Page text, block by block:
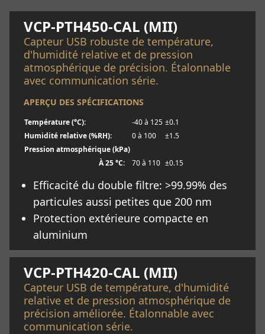
VCP-PTH450-CAL (MII)
Capteur USB robuste de température,
d'humidité relative et de pression
atmosphérique de précision. Étalonnable
avec communication série.
APERÇU DES SPÉCIFICATIONS
Température (°C): -40 à 125 ±0.1
Humidité relative (%RH):
0 à 100
±1.5
Pression atmosphérique (kPa)
À 25 °C:
70 à 110 ±0.15
Efficacité du double filtre: >99.99% des
particules aussi petites que 200 nm
Protection extérieure compacte en
aluminium
En savoir plus
VCP-PTH420-CAL (MII)
Capteur USB de température, d'humidité
relative et de pression atmosphérique de
précision améliorée. Étalonnable avec
communication série.